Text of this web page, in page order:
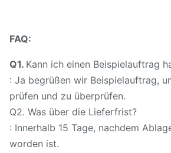
FAQ:
Q1. Kann ich einen Beispielauftrag
: Ja begrüßen wir Beispielauftrag,
prüfen und zu überprüfen.
Q2. Was über die Lieferfrist?
: Innerhalb 15 Tage, nachdem
worden ist.